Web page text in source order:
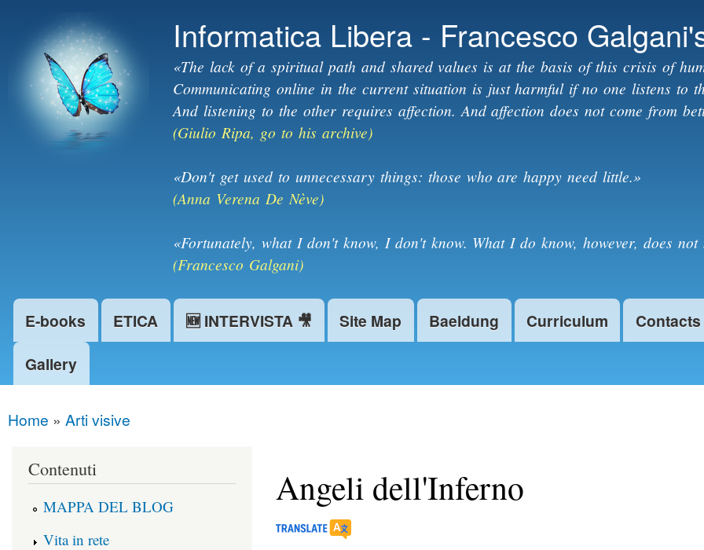
main
content
Informatica Libera - Francesco
«The lack of a spiritual path and shared values is at the basis of this crisis of
Communicating online in the current situation is just harmful if no one listens to
And listening to the other requires affection. And affection does not come from
(Giulio Ripa, go to his archive)
«Don't get used to unnecessary things: those who are happy need little.»
(Anna Verena De Nève)
«Fortunately, what I don't know, I don't know. What I do know, however, does not
(Francesco Galgani)
Main menu
E-books ETICA 🆕 INTERVISTA 🎥 Site Map Baeldung Curriculum
Contacts
Gallery
You are here
Home » Arti visive
Angeli dell'Inferno
Contenuti
MAPPA DEL BLOG
Vita in rete